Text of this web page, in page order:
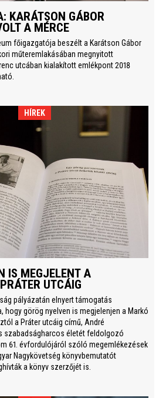
KARÁTSON GÁBOR
A MÉRCE
főigazgatója beszélt a Karátson Gábor
műteremlakásában megnyitott
utcában kialakított emlékpont 2018
HÍREK
IS MEGJELENT A
UTCÁIG
pályázatán elnyert támogatás
hogy görög nyelven is megjelenjen a Markó
a Práter utcáig című, André
szabadságharcos életét feldolgozó
61. évfordulójáról szóló megemlékezések
Nagykövetség könyvbemutatót
a könyv szerzőjét is.